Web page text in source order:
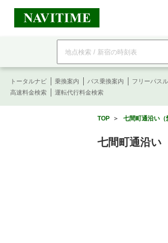
フ
ワ
ド
検
トータルナビ 乗換案内 バス乗換案内 フリーパス
高速料金検索
運転代行料金検索
TOP ＞ 七間町通沿い（
七間町通沿い